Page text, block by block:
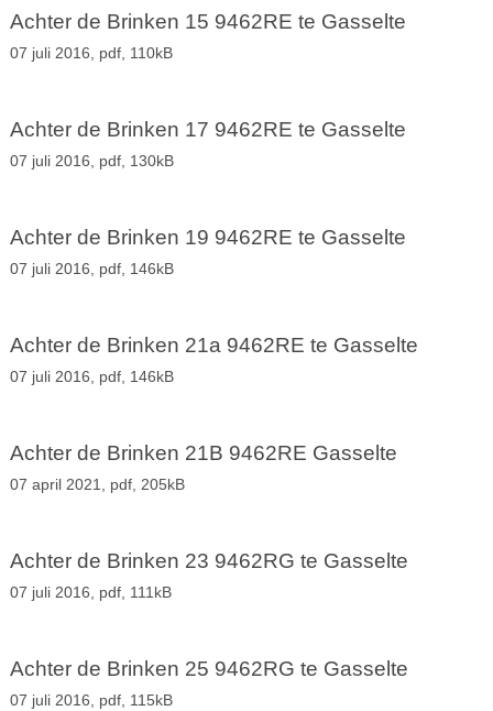
Achter de Brinken 15 9462RE te Gasselte
07 juli 2016, pdf, 110kB
Achter de Brinken 17 9462RE te Gasselte
07 juli 2016, pdf, 130kB
Achter de Brinken 19 9462RE te Gasselte
07 juli 2016, pdf, 146kB
Achter de Brinken 21a 9462RE te Gasselte
07 juli 2016, pdf, 146kB
Achter de Brinken 21B 9462RE Gasselte
07 april 2021, pdf, 205kB
Achter de Brinken 23 9462RG te Gasselte
07 juli 2016, pdf, 111kB
Achter de Brinken 25 9462RG te Gasselte
07 juli 2016, pdf, 115kB